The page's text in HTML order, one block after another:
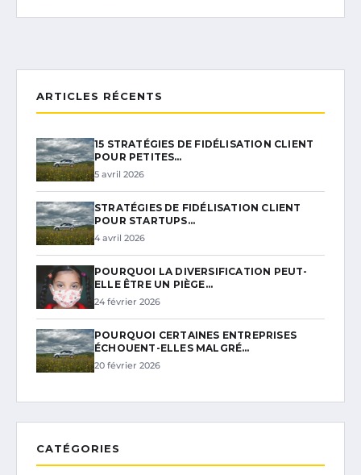
ARTICLES RÉCENTS
15 STRATÉGIES DE FIDÉLISATION CLIENT
POUR PETITES…
5 avril 2026
STRATÉGIES DE FIDÉLISATION CLIENT
POUR STARTUPS…
4 avril 2026
POURQUOI LA DIVERSIFICATION PEUT-
ELLE ÊTRE UN PIÈGE…
24 février 2026
POURQUOI CERTAINES ENTREPRISES
ÉCHOUENT-ELLES MALGRÉ…
20 février 2026
CATÉGORIES